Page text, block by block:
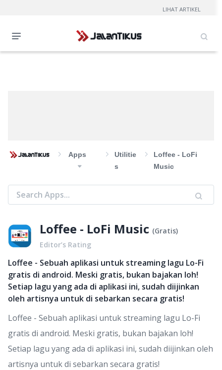
Apps
Utilitie
S
Loffee - LoFi
Music
Loffee - LoFi Music (Gratis)
Editor’s Rating
Loffee - Sebuah aplikasi untuk streaming lagu Lo-Fi
gratis di android. Meski gratis, bukan bajakan loh!
Setiap lagu yang ada di aplikasi ini, sudah diijinkan
oleh artisnya untuk di sebarkan secara gratis!
Loffee - Sebuah aplikasi untuk streaming lagu Lo-Fi
gratis di android. Meski gratis, bukan bajakan loh!
Setiap lagu yang ada di aplikasi ini, sudah diijinkan oleh
artisnya untuk di sebarkan secara gratis!
LIHAT ARTIKEL